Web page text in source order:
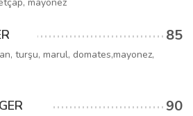
85
turşu, marul, domates,mayonez,
90